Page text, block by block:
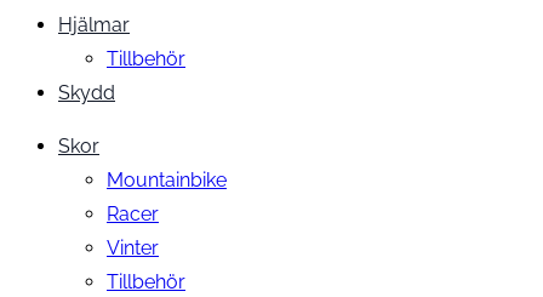
Hjälmar
Tillbehör
Skydd
Skor
Mountainbike
Racer
Vinter
Tillbehör